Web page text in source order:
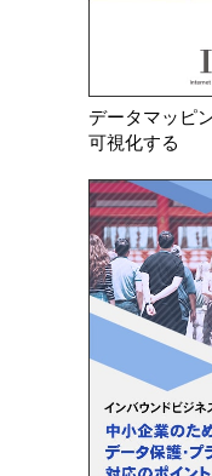
2026年 6月 18日
ルイジアナ州 包括
イバシー法が成立
データマッピ
可視化する